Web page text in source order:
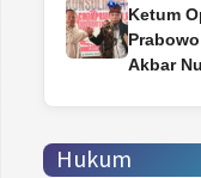
Ketum
Akbar
Hukum